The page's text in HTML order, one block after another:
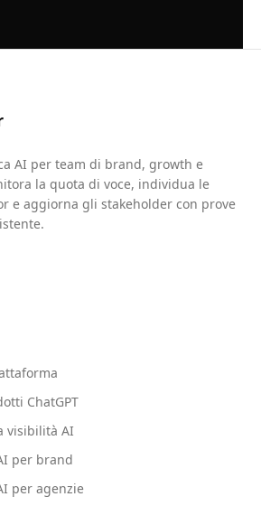
AI per team di brand, growth e
la quota di voce, individua le
e aggiorna gli stakeholder con prove
ChatGPT
visibilità AI
per brand
per agenzie